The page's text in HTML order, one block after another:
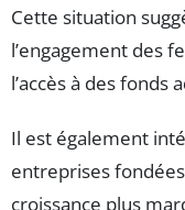
Cette situation
l’engagement des
l’accès à des fonds
Il est également
entreprises
croissance plus